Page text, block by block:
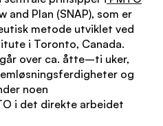
Plan (SNAP), som er
metode utviklet ved
i Toronto, Canada.
over ca. åtte–ti uker,
og
noen
i det direkte arbeidet